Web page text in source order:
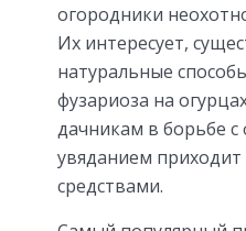
огородники
Их интересует,
натуральные
фузариоза на
дачникам в борьбе
увяданием
средствами.